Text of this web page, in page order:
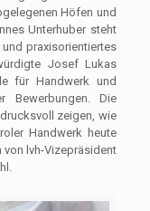
Höfen und
Unterhuber steht
praxisorientiertes
Josef Lukas
für Handwerk und
Bewerbungen. Die
zeigen, wie
Handwerk heute
lvh-Vizepräsident